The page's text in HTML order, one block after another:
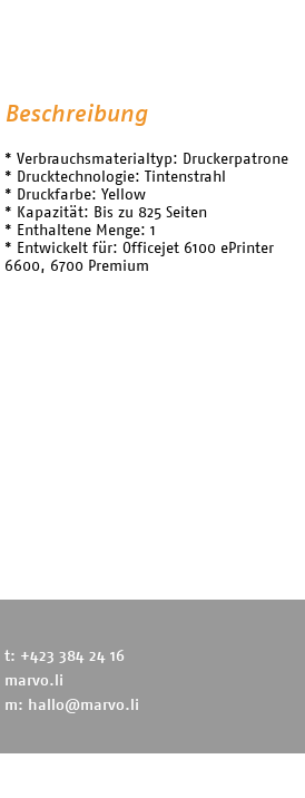
Beschreibung
* Verbrauchsmaterialtyp: Druckerpatrone
* Drucktechnologie: Tintenstrahl
* Druckfarbe: Yellow
* Kapazität: Bis zu 825 Seiten
* Enthaltene Menge: 1
* Entwickelt für: Officejet 6100 ePrinter
6600, 6700 Premium
t: +423 384 24 16
marvo.li
m: hallo@marvo.li